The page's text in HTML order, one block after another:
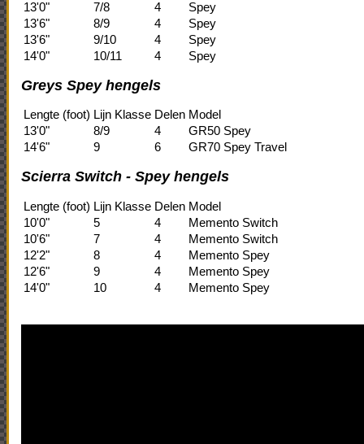
13'0" 7/8 4
Spey
13'6"
8/9 4
Spey
13'6"
9/10 4
Spey
14'0"
10/11 4 Spey
Greys Spey hengels
Lengte (foot) Lijn Klasse Delen Model
13'0"
8/9 4
GR50 Spey
14'6"
9 6 GR70 Spey Travel
Scierra Switch - Spey hengels
Lengte (foot) Lijn Klasse Delen Model
10'0"
5 4
Memento Switch
10'6"
7 4
Memento Switch
12'2"
8 4
Memento Spey
12'6"
9 4
Memento Spey
14'0"
10 4 Memento Spey